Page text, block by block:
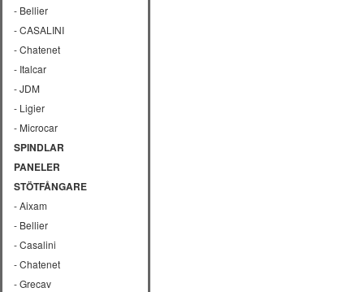
- Bellier
- CASALINI
- Chatenet
- Italcar
- JDM
- Ligier
- Microcar
SPINDLAR
PANELER
STÖTFÅNGARE
- Aixam
- Bellier
- Casalini
- Chatenet
- Grecav